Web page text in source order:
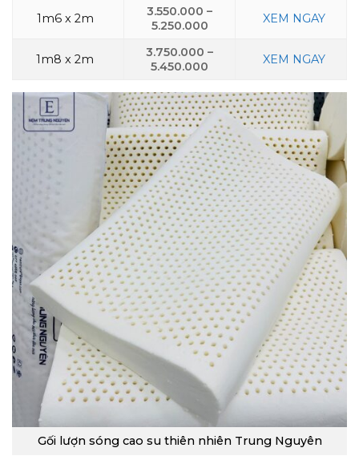
1m6 x 2m
3.550.000 –
5.250.000
XEM NGAY
1m8 x 2m
3.750.000 –
5.450.000
XEM NGAY
Gối lượn sóng cao su thiên nhiên Trung Nguyên